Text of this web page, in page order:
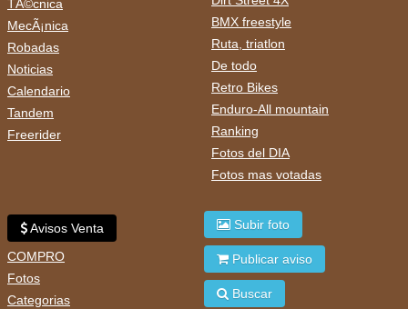
TÃ©cnica
MecÃ¡nica
Robadas
Noticias
Calendario
Tandem
Freerider
BMX freestyle
Ruta, triatlon
De todo
Retro Bikes
Enduro-All mountain
Ranking
Fotos del DIA
Fotos mas votadas
Avisos Venta
COMPRO
Fotos
Categorias
Subir foto
Publicar aviso
Buscar